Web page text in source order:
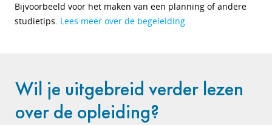
Bijvoorbeeld voor het maken van een planning of andere
studietips. Lees meer over de begeleiding.
Wil je uitgebreid verder lezen
over de opleiding?